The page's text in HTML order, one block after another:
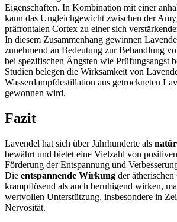
Eigenschaften. In Kombination mit einer
kann das Ungleichgewicht zwischen der
präfrontalen Cortex zu einer sich
In diesem Zusammenhang gewinnen
zunehmend an Bedeutung zur Behandlung
bei spezifischen Ängsten wie Prüfungsangst
Studien belegen die Wirksamkeit von
Wasserdampfdestillation aus getrockneten
gewonnen wird.
Fazit
Lavendel hat sich über Jahrhunderte als
bewährt und bietet eine Vielzahl von
Förderung der Entspannung und
Die entspannende Wirkung der
krampflösend als auch beruhigend wirken,
wertvollen Unterstützung, insbesondere in
Nervosität.